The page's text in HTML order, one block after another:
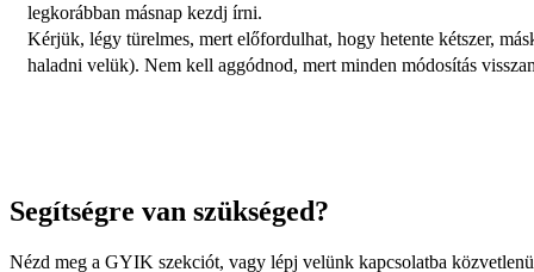
legkorábban másnap kezdj írni.
Kérjük, légy türelmes, mert előfordulhat, hogy hetente kétszer,
haladni velük). Nem kell aggódnod, mert minden módosítás
Segítségre van szükséged?
Nézd meg a GYIK szekciót, vagy lépj velünk kapcsolatba